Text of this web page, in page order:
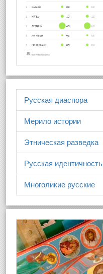
Русская диаспора
Мерило истории
Этническая разведка
Русская идентичность
Многоликие русские